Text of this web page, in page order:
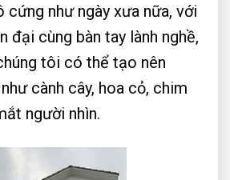
cứng như ngày xưa nữa, với
đại cùng bàn tay lành nghề,
tôi có thể tạo nên
cành cây, hoa cỏ, chim
người nhìn.